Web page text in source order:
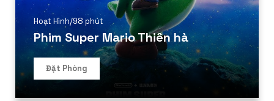
Hoạt Hình/98 phút
Phim Super Mario Thiên hà
Đặt Phòng